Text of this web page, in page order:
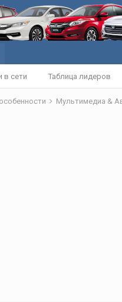
в сети Таблица лидеров
Мультимедиа &